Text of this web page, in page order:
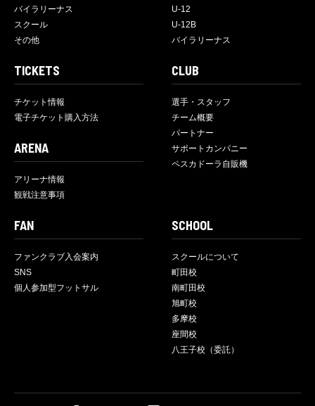
バイラリーナス
スクール
その他
U-12
U-12B
バイラリーナス
TICKETS
チケット情報
電子チケット購入方法
ARENA
アリーナ情報
観戦注意事項
CLUB
選手・スタッフ
チーム概要
パートナー
サポートカンパニー
ペスカドーラ自販機
FAN
ファンクラブ入会案内
SNS
個人参加型フットサル
SCHOOL
スクールについて
町田校
南町田校
旭町校
多摩校
座間校
八王子校（委託）